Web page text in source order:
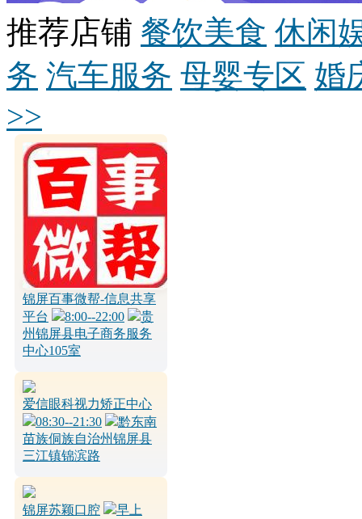
推荐店铺 餐饮美食 休闲
务 汽车服务 母婴专区 婚
>>
锦屏百事微帮-信息共享
平台
8:00--22:00
贵
州锦屏县电子商务服务
中心105室
爱信眼科视力矫正中心
08:30--21:30
黔东南
苗族侗族自治州锦屏县
三江镇锦滨路
锦屏苏颖口腔
早上